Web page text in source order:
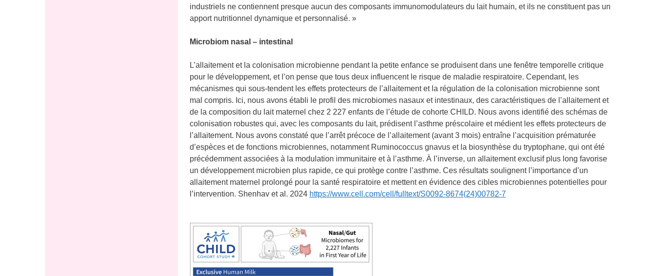
industriels ne contiennent presque aucun des composants immunomodulateurs du lait humain, et ils ne constituent pas un
apport nutritionnel dynamique et personnalisé. »
Microbiom nasal – intestinal
L’allaitement et la colonisation microbienne pendant la petite enfance se produisent dans une fenêtre temporelle critique
pour le développement, et l’on pense que tous deux influencent le risque de maladie respiratoire. Cependant, les
mécanismes qui sous-tendent les effets protecteurs de l’allaitement et la régulation de la colonisation microbienne sont
mal compris. Ici, nous avons établi le profil des microbiomes nasaux et intestinaux, des caractéristiques de l’allaitement et
de la composition du lait maternel chez 2 227 enfants de l’étude de cohorte CHILD. Nous avons identifié des schémas de
colonisation robustes qui, avec les composants du lait, prédisent l’asthme préscolaire et médient les effets protecteurs de
l’allaitement. Nous avons constaté que l’arrêt précoce de l’allaitement (avant 3 mois) entraîne l’acquisition prématurée
d’espèces et de fonctions microbiennes, notamment Ruminococcus gnavus et la biosynthèse du tryptophane, qui ont été
précédemment associées à la modulation immunitaire et à l’asthme. À l’inverse, un allaitement exclusif plus long favorise
un développement microbien plus rapide, ce qui protège contre l’asthme. Ces résultats soulignent l’importance d’un
allaitement maternel prolongé pour la santé respiratoire et mettent en évidence des cibles microbiennes potentielles pour
l’intervention. Shenhav et al. 2024 https://www.cell.com/cell/fulltext/S0092-8674(24)00782-7